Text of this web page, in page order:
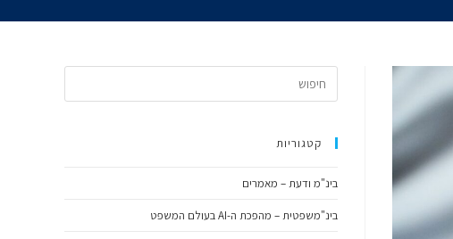
קטגוריות
בינ"מ ודעת – מאמרים
בינ"משפטית – מהפכת ה-AI בעולם המשפט